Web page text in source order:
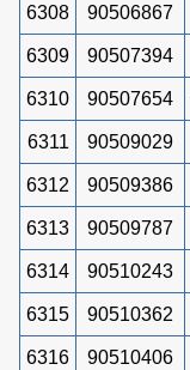
6308 90506867
6309 90507394
6310 90507654
6311 90509029
6312 90509386
6313 90509787
6314 90510243
6315 90510362
6316 90510406